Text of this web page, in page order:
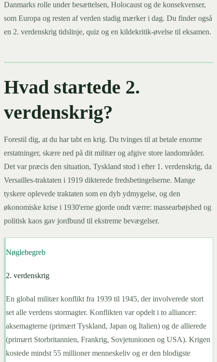
Danmarks rolle under besættelsen, Holocaust og de konsekvenser,
som Europa og resten af verden stadig mærker i dag. Du finder også
en 2. verdenskrig tidslinje, quiz og en kildekritik-øvelse til eksamen.
Hvad startede 2.
verdenskrig?
Forestil dig, at du har tabt en krig. Du tvinges til at betale enorme
erstatninger, skære ned på dit militær og afgive store landområder.
Det var præcis den situation, Tyskland stod i efter 1. verdenskrig, da
Versailles-traktaten i 1919 dikterede fredsbetingelserne. Mange
tyskere oplevede traktaten som en dyb ydmygelse, og den
økonomiske krise i 1930'erne gjorde ondt værre: massearbøjshed og
politisk kaos gav jordbund til ekstreme bevægelser.
Nøglebegreb
2. verdenskrig
En global militær konflikt fra 1939 til 1945, der involverede stort
set alle verdens stormagter. Konflikten var opdelt i to alliancer:
aksemagterne (primært Tyskland, Japan og Italien) og de allierede
(primært Storbritannien, Frankrig, Sovjetunionen og USA). Krigen
kostede mindst 55 millioner menneskeliv og er den blodigste